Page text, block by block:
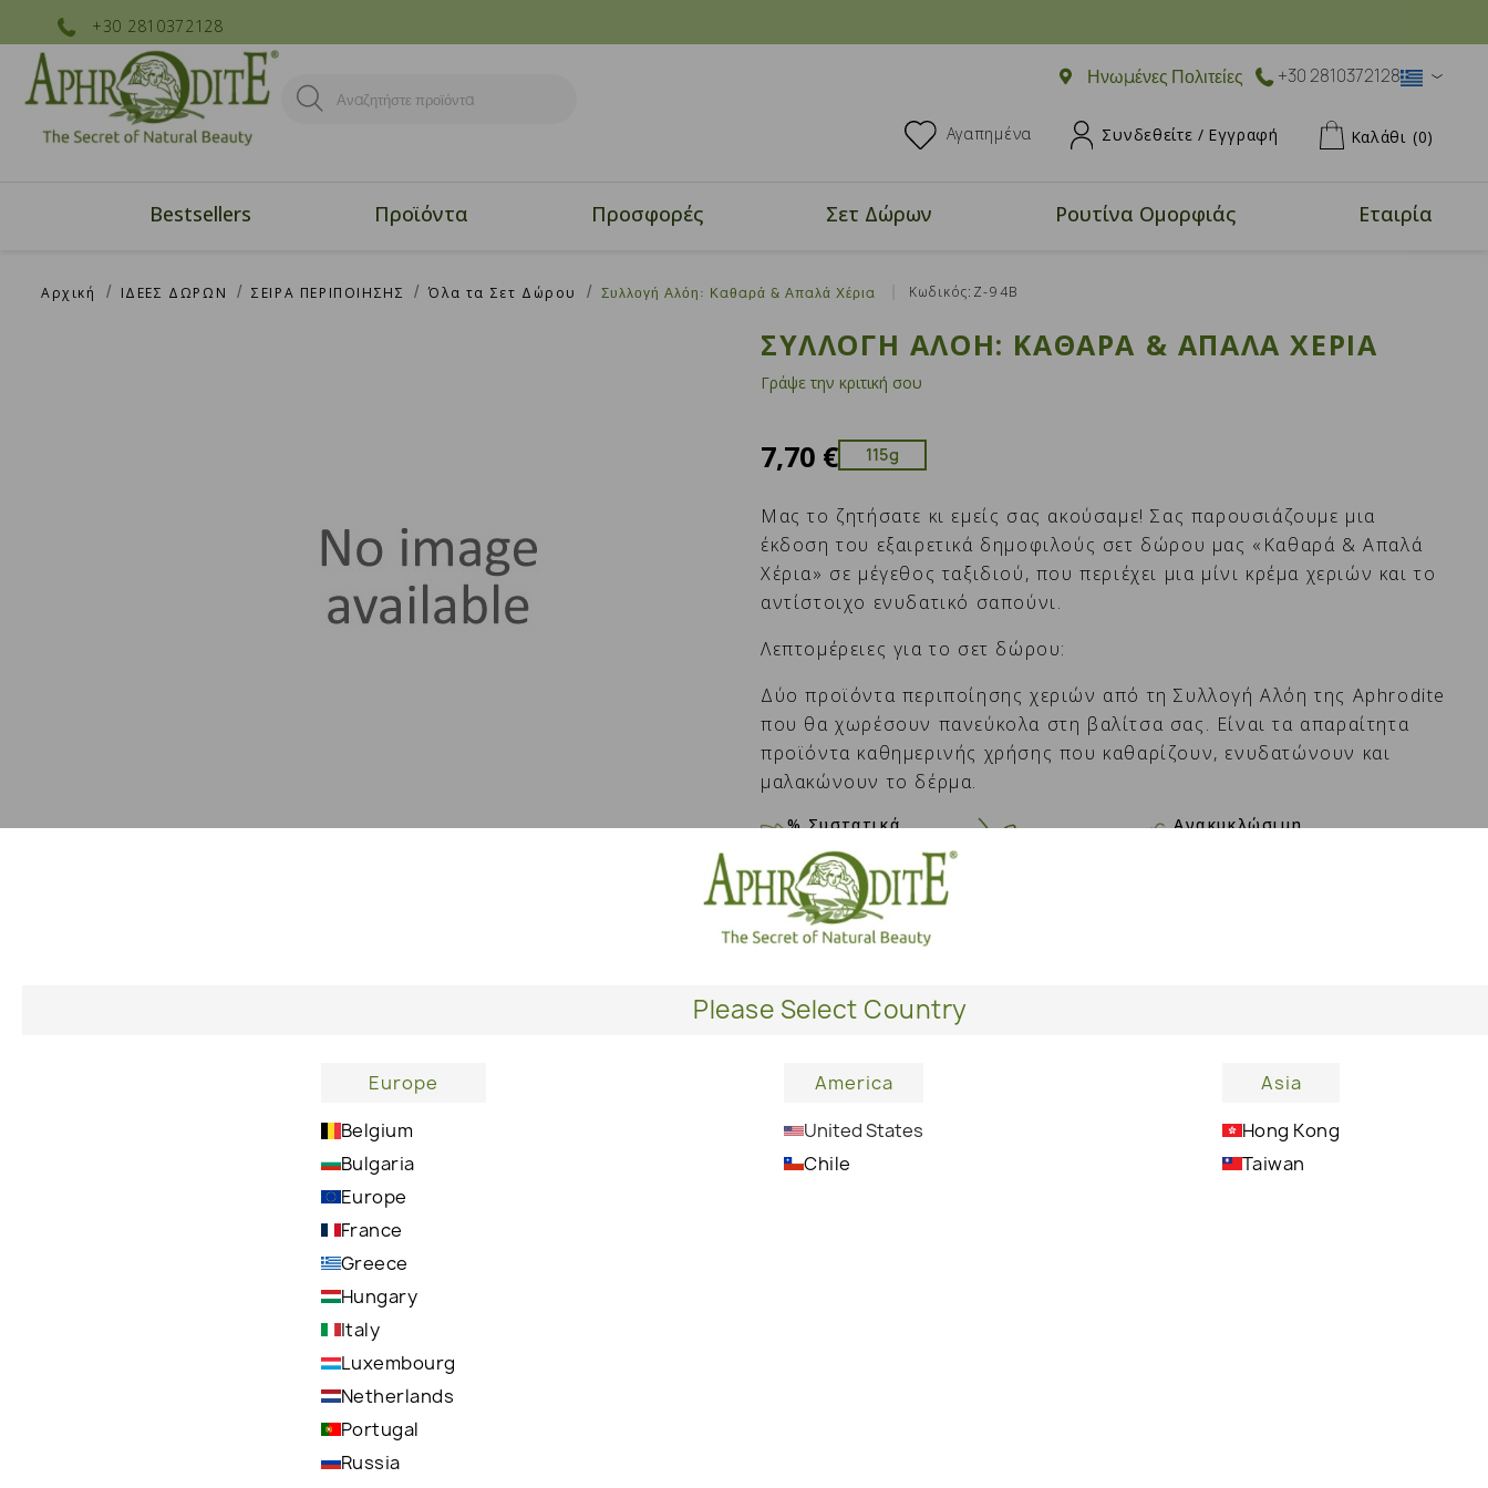
+30 2810372128
Ηνωμένες Πολιτείες
Please Select Country
Europe
Belgium
Bulgaria
Europe
France
Greece
Hungary
Italy
Luxembourg
Netherlands
Portugal
Russia
America
United States
Chile
Asia
Hong Kong
Taiwan
+30 2810372128
Αγαπημένα Συνδεθείτε / Εγγραφή Καλάθι (0)
Bestsellers Προϊόντα Προσφορές Σετ Δώρων Ρουτίνα Ομορφιάς Εταιρία
Αρχική ΙΔΕΕΣ ΔΩΡΩΝ ΣΕΙΡΑ ΠΕΡΙΠΟΙΗΣΗΣ Όλα τα Σετ Δώρου Συλλογή Αλόη: Καθαρά & Απαλά Χέρια Κωδικός:Ζ-94Β
ΣΥΛΛΟΓΉ ΑΛΌΗ: ΚΑΘΑΡΆ & ΑΠΑΛΆ ΧΈΡΙΑ
Γράψε την κριτική σου
7,70 € 115g
Μας το ζητήσατε κι εμείς σας ακούσαμε! Σας παρουσιάζουμε μια
έκδοση του εξαιρετικά δημοφιλούς σετ δώρου μας «Καθαρά & Απαλά
Χέρια» σε μέγεθος ταξιδιού, που περιέχει μια μίνι κρέμα χεριών και το
αντίστοιχο ενυδατικό σαπούνι.
Λεπτομέρειες για το σετ δώρου:
Δύο προϊόντα περιποίησης χεριών από τη Συλλογή Αλόη της Aphrodite
που θα χωρέσουν πανεύκολα στη βαλίτσα σας. Είναι τα απαραίτητα
προϊόντα καθημερινής χρήσης που καθαρίζουν, ενυδατώνουν και
μαλακώνουν το δέρμα.
% Συστατικά
φυσικής προέλευσης
Ανακυκλώσιμη
ΠΡΟΣΘΉΚΗ ΣΤΟ ΚΑΛΆΘΙ -